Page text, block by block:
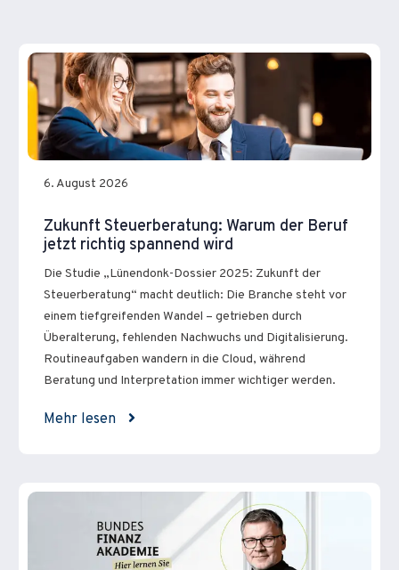
6. August 2026
Zukunft Steuerberatung: Warum der Beruf
jetzt richtig spannend wird
Die Studie „Lünendonk-Dossier 2025: Zukunft der
Steuerberatung“ macht deutlich: Die Branche steht vor
einem tiefgreifenden Wandel – getrieben durch
Überalterung, fehlenden Nachwuchs und Digitalisierung.
Routineaufgaben wandern in die Cloud, während
Beratung und Interpretation immer wichtiger werden.
Mehr lesen